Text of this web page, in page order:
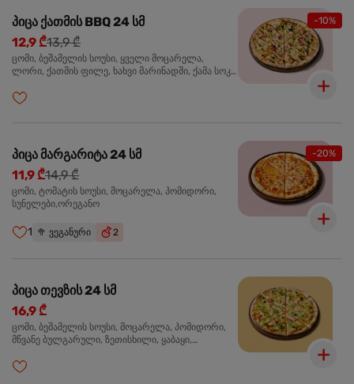
-10%
პიცა ქათმის BBQ 24 სმ
12,9 ₾13,9 ₾
ცომი, ბეშამელის სოუსი, ყველი მოცარელა,
ლორი, ქათმის ფილე, ხახვი მარინადში, ქამა სოკო
-20%
პიცა მარგარიტა 24 სმ
11,9 ₾14,9 ₾
ცომი, ტომატის სოუსი, მოცარელა, პომიდორი,
სუნელები,ორეგანო
1 🥦 ვეგანური 2
პიცა თევზის 24 სმ
16,9 ₾
ცომი, ბეშამელის სოუსი, მოცარელა, პომიდორი,
მწვანე ბულგარული, ზეთისხილი, ყაბაყი,
ორეგანო